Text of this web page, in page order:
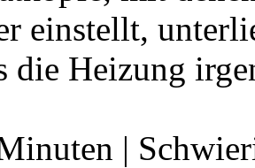
einstellt,
die Heizung
|